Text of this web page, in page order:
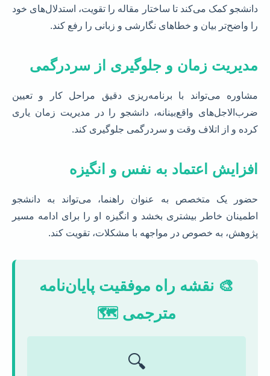
دانشجو کمک می‌کند تا ساختار مقاله را تقویت، استدلال‌های خود
را واضح‌تر بیان و خطاهای نگارشی و زبانی را رفع کند.
مدیریت زمان و جلوگیری از سردرگمی
مشاوره می‌تواند با برنامه‌ریزی دقیق مراحل کار و تعیین
ضرب‌الاجل‌های واقع‌بینانه، دانشجو را در مدیریت زمان یاری
کرده و از اتلاف وقت و سردرگمی جلوگیری کند.
افزایش اعتماد به نفس و انگیزه
حضور یک متخصص به عنوان راهنما، می‌تواند به دانشجو
اطمینان خاطر بیشتری بخشد و انگیزه او را برای ادامه مسیر
پژوهش، به خصوص در مواجهه با مشکلات، تقویت کند.
🎨 نقشه راه موفقیت پایان‌نامه
مترجمی 🗺️
🔍